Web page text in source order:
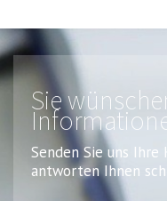
Sie
Senden Sie uns
antworten Ihnen